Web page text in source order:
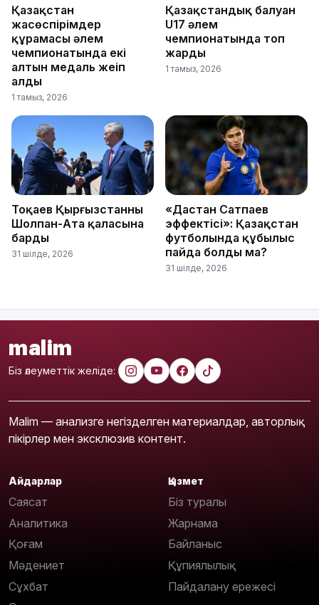
Қазақстан
жасөспірімдер
құрамасы әлем
чемпионатында екі
алтын медаль жеңіп
алды
1 тамыз, 2026
Қазақстандық балуан
U17 әлем
чемпионатында топ
жарды
1 тамыз, 2026
Тоқаев Қырғызстанның
Шолпан-Ата қаласына
барды
31 шілде, 2026
«Дастан Сатпаев
эффектісі»: Қазақстан
футболында құбылыс
пайда болды ма?
31 шілде, 2026
malim
Біз әлеуметтік желіде:
Malim — анализге негізделген материалдар, авторлық
пікірлер мен эксклюзив контент.
Айдарлар
Саясат
Аналитика
Қоғам
Мәдениет
Сұхбат
Қызмет
Біз туралы
Жарнама
Байланыс
Құпиялылық
Пайдалану ережесі